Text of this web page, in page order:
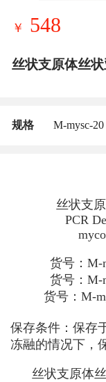
￥ 548
丝状支原体丝
规格 M-mysc-20
丝状支
PCR
货号：
货号：
货号：M-
保存条件：保存
冻融的情况下，
丝状支原体